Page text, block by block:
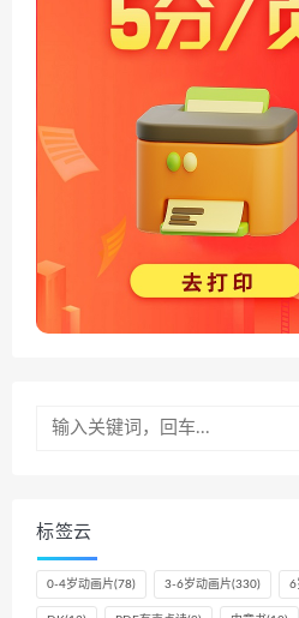
标签云
0-4岁动画片(78) 3-6岁动画片(330) 6